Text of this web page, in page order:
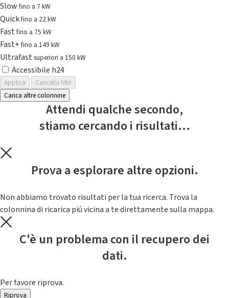
Slowfino a 7 kW
Quickfino a 22 kW
Fastfino a 75 kW
Fast+fino a 149 kW
Ultrafast superiori a 150 kW
Accessibile h24
Applica
Cancella filtri
Carica altre colonnine
Attendi qualche secondo,
stiamo cercando i risultati...
Prova a esplorare altre opzioni.
Non abbiamo trovato risultati per la tua ricerca. Trova la
colonnina di ricarica piú vicina a te direttamente sulla mappa.
C'è un problema con il recupero dei
dati.
Per favore riprova.
Riprova